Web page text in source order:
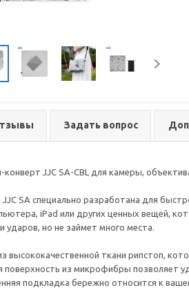
Задать вопрос
JJC SA-CBL для камеры,
JJC SA специально разработана для
iPad или других ценных вещей,
ударов, но не займет много места.
высококачественной ткани рипстоп,
поверхность из микрофибры позволяет
подкладка бережно относится к